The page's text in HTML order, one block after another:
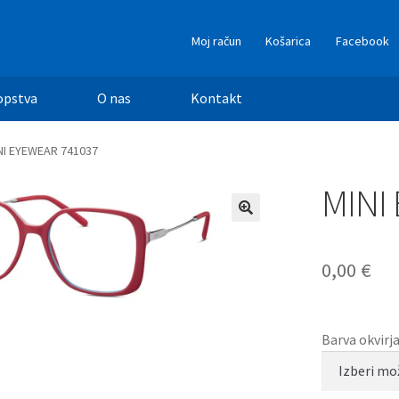
Moj račun Košarica Facebook
O nas Kontakt
EYEWEAR 741037
MINI
0,00 €
Barva okvirja